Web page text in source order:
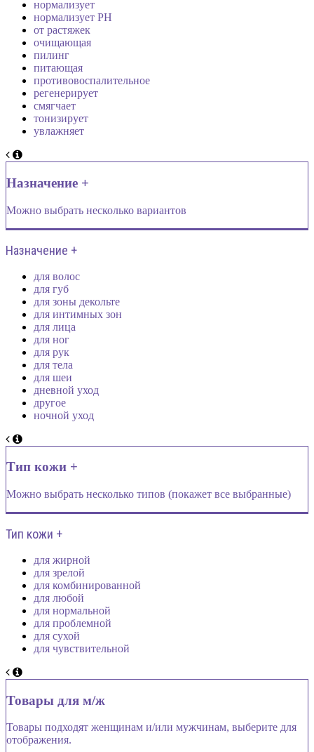
нормализует
нормализует PH
от растяжек
очищающая
пилинг
питающая
противовоспалительное
регенерирует
смягчает
тонизирует
увлажняет
Назначение +
Можно выбрать несколько вариантов
Назначение +
для волос
для губ
для зоны декольте
для интимных зон
для лица
для ног
для рук
для тела
для шеи
дневной уход
другое
ночной уход
Тип кожи +
Можно выбрать несколько типов (покажет все выбранные)
Тип кожи +
для жирной
для зрелой
для комбинированной
для любой
для нормальной
для проблемной
для сухой
для чувствительной
Товары для м/ж
Товары подходят женщинам и/или мужчинам, выберите для
отображения.